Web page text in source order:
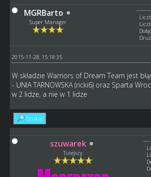
MGRBarto
Super Manager
2015-11-28, 15:18:35
W składzie Warriors of Dream Team jest
- UNIA TARNOWSKA (ricki6) oraz Sparta
w 2 lidze, a nie w 1 lidze
Szukaj
szuwarek
Tutejszy